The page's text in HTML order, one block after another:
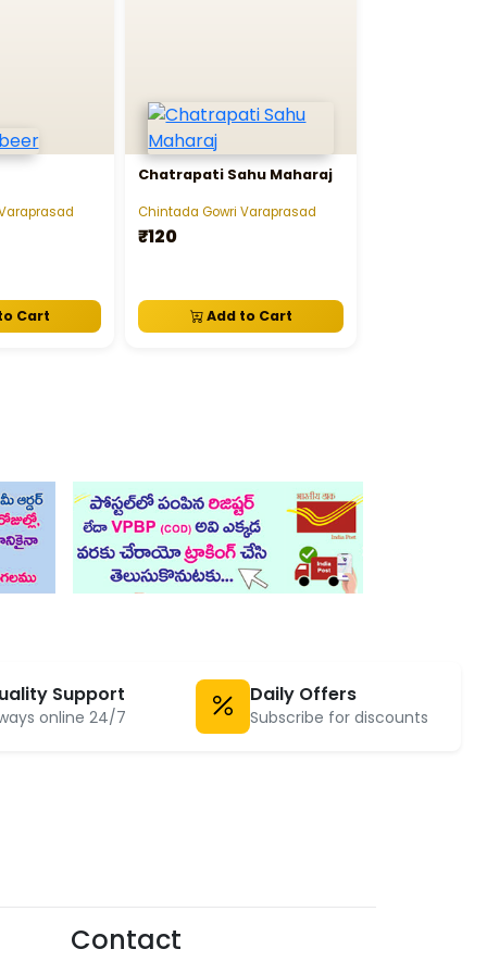
Cart
Chatrapati Sahu Maharaj
Chintada Gowri Varaprasad
₹120
Add to Cart
Support
online 24/7
Daily Offers
Subscribe for discounts
Contact